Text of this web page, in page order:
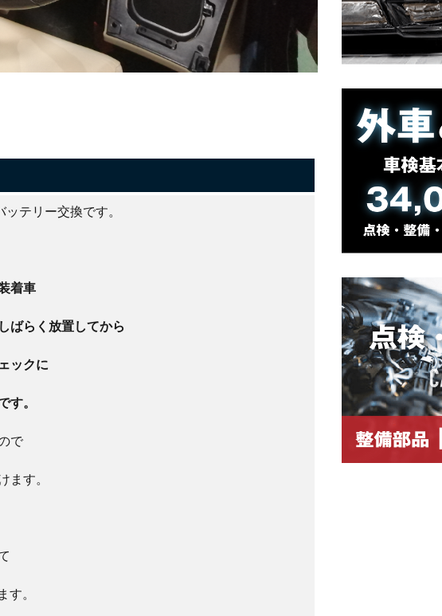
テリー交換です。
着車
ばらく放置してから
ックに
す。
で
ます。
す。